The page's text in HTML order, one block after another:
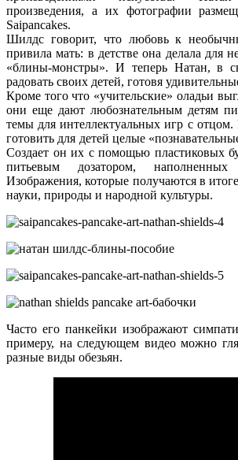
произведения, а их фотографии
Saipancakes.
Шилдс говорит, что любовь к
привила мать: в детстве она делала для
«блины-монстры». И теперь Натан, в
радовать своих детей, готовя
Кроме того что «учительские» оладьи
они еще дают любознательным детям
темы для интеллектуальных игр с отцом.
готовить для детей целые
Создает он их с помощью пластиковых
питьевым дозатором,
Изображения, которые получаются в
науки, природы и народной культуры.
Часто его панкейки изображают
примеру, на следующем видео можно
разные виды обезьян.